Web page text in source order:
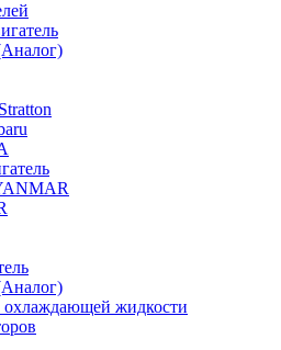
охлаждающей жидкости